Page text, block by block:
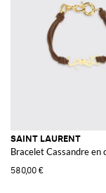
SAINT LAURENT
Bracelet Cassandre en
580,00 €